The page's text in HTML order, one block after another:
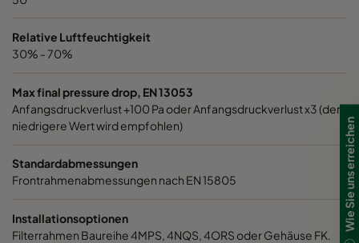
Relative Luftfeuchtigkeit
30% - 70%
Max final pressure drop, EN 13053
Anfangsdruckverlust +100 Pa oder Anfangsdruckverlust x3 (der
niedrigere Wert wird empfohlen)
Standardabmessungen
Frontrahmenabmessungen nach EN 15805
Installationsoptionen
Filterrahmen Baureihe 4MPS, 4NQS, 4ORS oder Gehäuse FK.
Wie Sie uns erreichen